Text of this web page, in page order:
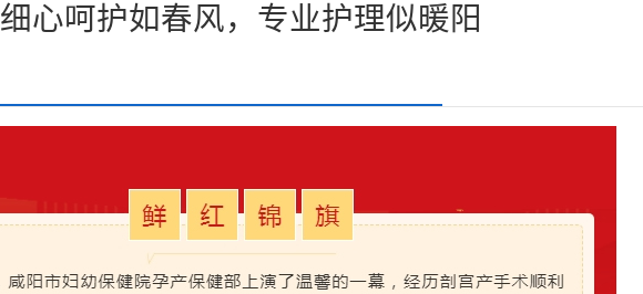
细心呵护如春风，专业护理似暖阳